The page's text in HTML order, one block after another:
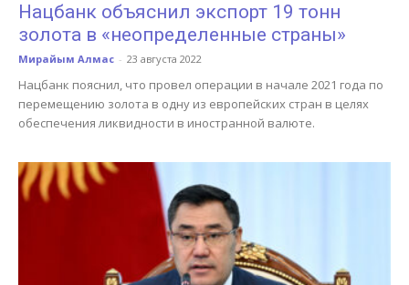
Нацбанк объяснил экспорт 19 тонн
золота в «неопределенные страны»
Мирайым Алмас - 23 августа 2022
Нацбанк пояснил, что провел операции в начале 2021 года по
перемещению золота в одну из европейских стран в целях
обеспечения ликвидности в иностранной валюте.